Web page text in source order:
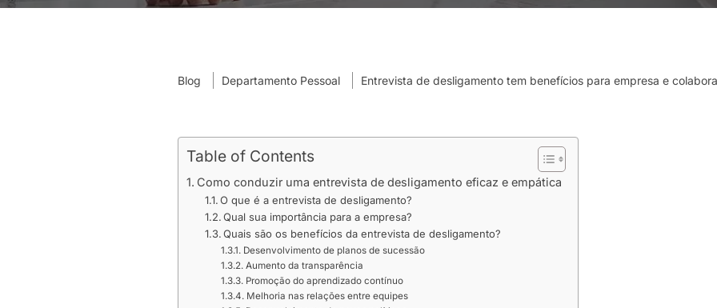
Blog Departamento Pessoal Entrevista de desligamento tem benefícios para empresa e
Table of Contents
Como conduzir uma entrevista de desligamento eficaz e empática
O que é a entrevista de desligamento?
Qual sua importância para a empresa?
Quais são os benefícios da entrevista de desligamento?
Desenvolvimento de planos de sucessão
Aumento da transparência
Promoção do aprendizado contínuo
Melhoria nas relações entre equipes